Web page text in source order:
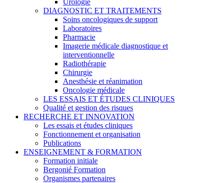
Urologie
DIAGNOSTIC ET TRAITEMENTS
Soins oncologiques de support
Laboratoires
Pharmacie
Imagerie médicale diagnostique et
interventionnelle
Radiothérapie
Chirurgie
Anesthésie et réanimation
Oncologie médicale
LES ESSAIS ET ÉTUDES CLINIQUES
Qualité et gestion des risques
RECHERCHE ET INNOVATION
Les essais et études cliniques
Fonctionnement et organisation
Publications
ENSEIGNEMENT & FORMATION
Formation initiale
Bergonié Formation
Organismes partenaires